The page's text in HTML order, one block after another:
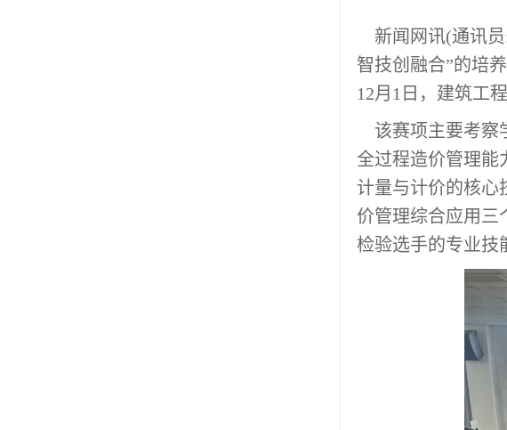
新闻网讯(通讯员
智技创融合”的培
12月1日，建筑工
该赛项主要考察
全过程造价管理能
计量与计价的核心
价管理综合应用三
检验选手的专业技